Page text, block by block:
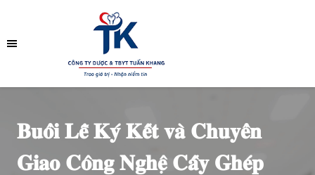
𝐁𝐮𝐨̂̉𝐢 𝐋𝐞̂̃ 𝐊𝐲́ 𝐊𝐞̂́𝐭 𝐯𝐚̀ 𝐂𝐡𝐮𝐲𝐞̂̉𝐧
𝐆𝐢𝐚𝐨 𝐂𝐨̂𝐧𝐠 𝐍𝐠𝐡𝐞̣̂ 𝐂𝐚̂́𝐲 𝐆𝐡𝐞́𝐩